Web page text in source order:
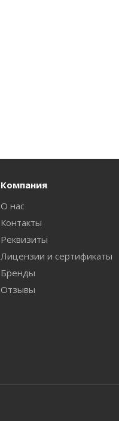
Компания
О нас
Контакты
Реквизиты
Лицензии и сертификаты
Бренды
Отзывы